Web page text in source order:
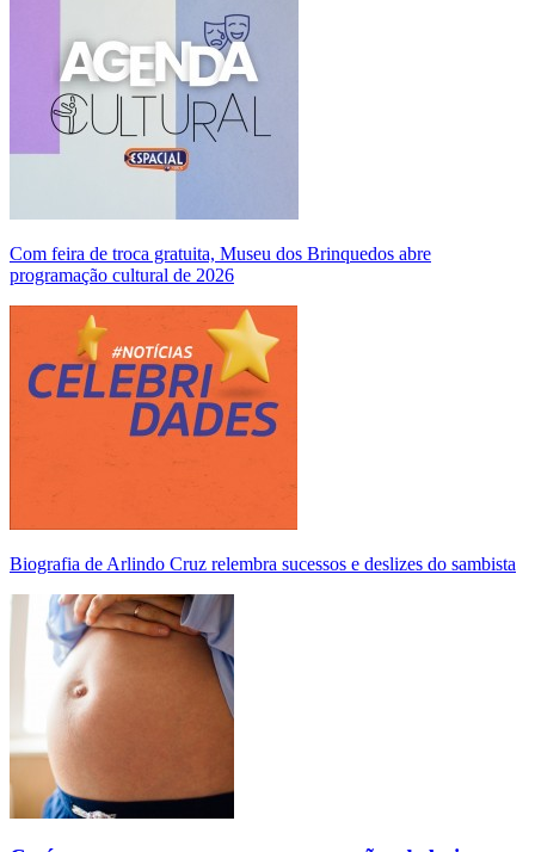
Com feira de troca gratuita, Museu dos Brinquedos abre
programação cultural de 2026
Biografia de Arlindo Cruz relembra sucessos e deslizes do sambista